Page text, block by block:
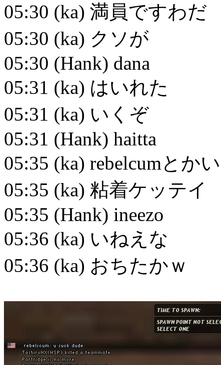
05:30 (ka) 満員ですわだ
05:30 (ka) クソが
05:30 (Hank) dana
05:31 (ka) はいれた
05:31 (ka) いくぞ
05:31 (Hank) haitta
05:35 (ka) rebelcumとか
05:35 (ka) 粘着ケッテイ
05:35 (Hank) ineezo
05:36 (ka) いねえな
05:36 (ka) おちたかｗ